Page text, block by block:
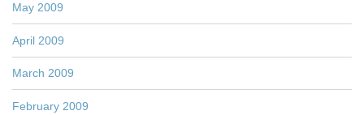
May 2009
April 2009
March 2009
February 2009